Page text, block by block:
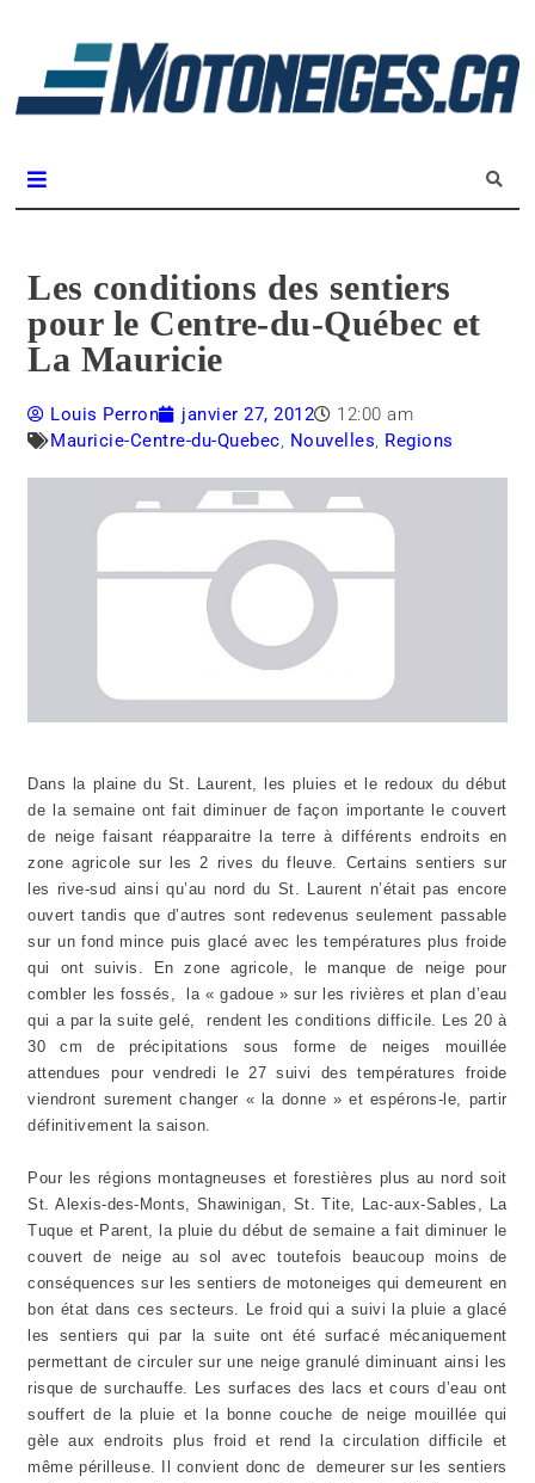
Les conditions des sentiers
pour le Centre-du-Québec et
La Mauricie
Louis Perron janvier 27, 2012
12:00 am
Mauricie-Centre-du-Quebec, Nouvelles, Regions
Dans la plaine du St. Laurent, les pluies et le redoux du début
de la semaine ont fait diminuer de façon importante le couvert
de neige faisant réapparaitre la terre à différents endroits en
zone agricole sur les 2 rives du fleuve. Certains sentiers sur
les rive-sud ainsi qu’au nord du St. Laurent n’était pas encore
ouvert tandis que d’autres sont redevenus seulement passable
sur un fond mince puis glacé avec les températures plus froide
qui ont suivis. En zone agricole, le manque de neige pour
combler les fossés, la « gadoue » sur les rivières et plan d’eau
qui a par la suite gelé, rendent les conditions difficile. Les 20 à
30 cm de précipitations sous forme de neiges mouillée
attendues pour vendredi le 27 suivi des températures froide
viendront surement changer « la donne » et espérons-le, partir
définitivement la saison.
Pour les régions montagneuses et forestières plus au nord soit
St. Alexis-des-Monts, Shawinigan, St. Tite, Lac-aux-Sables, La
Tuque et Parent, la pluie du début de semaine a fait diminuer le
couvert de neige au sol avec toutefois beaucoup moins de
conséquences sur les sentiers de motoneiges qui demeurent en
bon état dans ces secteurs. Le froid qui a suivi la pluie a glacé
les sentiers qui par la suite ont été surfacé mécaniquement
permettant de circuler sur une neige granulé diminuant ainsi les
risque de surchauffe. Les surfaces des lacs et cours d’eau ont
souffert de la pluie et la bonne couche de neige mouillée qui
gèle aux endroits plus froid et rend la circulation difficile et
même périlleuse. Il convient donc de demeurer sur les sentiers